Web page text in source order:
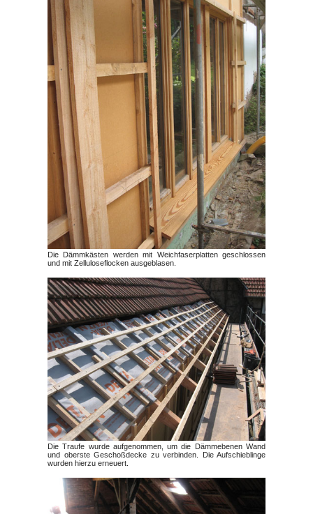
Die Dämmkästen werden mit Weichfaserplatten geschlossen
und mit Zelluloseflocken ausgeblasen.
Die Traufe wurde aufgenommen, um die Dämmebenen Wand
und oberste Geschoßdecke zu verbinden. Die Aufschieblinge
wurden hierzu erneuert.